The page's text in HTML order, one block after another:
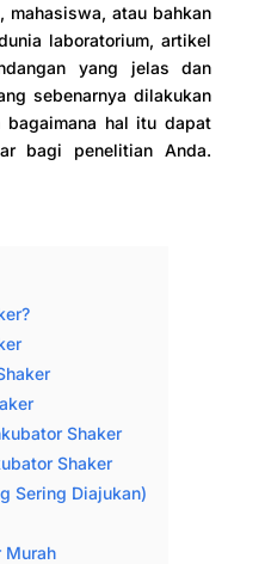
mahasiswa, atau bahkan
laboratorium, artikel
yang jelas dan
sebenarnya dilakukan
bagaimana hal itu dapat
bagi penelitian Anda.
Shaker
Shaker
Sering Diajukan)
Murah